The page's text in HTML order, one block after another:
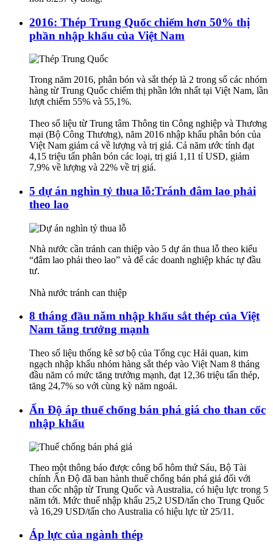
2016: Thép Trung Quốc chiếm hơn 50% thị
phần nhập khẩu của Việt Nam
Trong năm 2016, phân bón và sắt thép là 2 trong số các nhóm
hàng từ Trung Quốc chiếm thị phần lớn nhất tại Việt Nam, lần
lượt chiếm 55% và 55,1%.
Theo số liệu từ Trung tâm Thông tin Công nghiệp và Thương
mại (Bộ Công Thương), năm 2016 nhập khẩu phân bón của
Việt Nam giảm cả về lượng và trị giá. Cả năm ước tính đạt
4,15 triệu tấn phân bón các loại, trị giá 1,11 tỉ USD, giảm
7,9% về lượng và 22% về trị giá.
5 dự án nghìn tỷ thua lỗ:Tránh đâm lao phải
theo lao
Nhà nước cần tránh can thiệp vào 5 dự án thua lỗ theo kiểu
“đâm lao phải theo lao” và để các doanh nghiệp khác tự đầu
tư.
Nhà nước tránh can thiệp
8 tháng đầu năm nhập khẩu sắt thép của Việt
Nam tăng trưởng mạnh
Theo số liệu thống kê sơ bộ của Tổng cục Hải quan, kim
ngạch nhập khẩu nhóm hàng sắt thép vào Việt Nam 8 tháng
đầu năm có mức tăng trưởng mạnh, đạt 12,36 triệu tấn thép,
tăng 24,7% so với cùng kỳ năm ngoái.
Ấn Độ áp thuế chống bán phá giá cho than cốc
nhập khẩu
Theo một thông báo được công bố hôm thứ Sáu, Bộ Tài
chính Ấn Độ đã ban hành thuế chống bán phá giá đối với
than cốc nhập từ Trung Quốc và Australia, có hiệu lực trong 5
năm tới. Mức thuế nhập khẩu 25,2 USD/tấn cho Trung Quốc
và 16,29 USD/tấn cho Australia có hiệu lực từ 25/11.
Áp lực của ngành thép